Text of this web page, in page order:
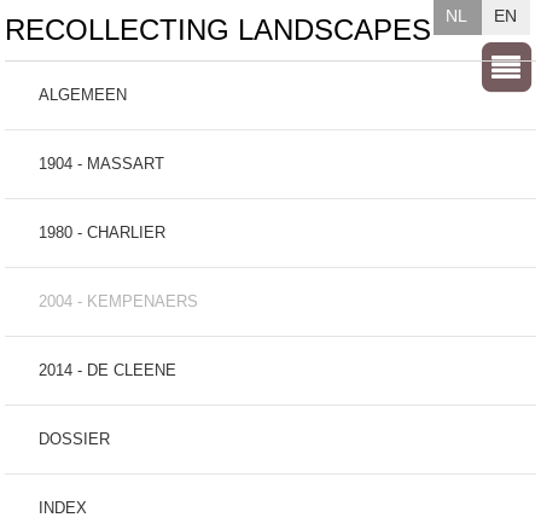
EN
NL
RECOLLECTING LANDSCAPES
ALGEMEEN
1904 - MASSART
1980 - CHARLIER
2004 - KEMPENAERS
2014 - DE CLEENE
DOSSIER
INDEX